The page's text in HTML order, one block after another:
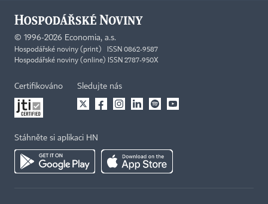
© 1996-2026 Economia, a.s.
Hospodářské noviny (print) ISSN 0862-9587
Hospodářské noviny (online) ISSN 2787-950X
Certifikováno Sledujte nás
Stáhněte si aplikaci HN